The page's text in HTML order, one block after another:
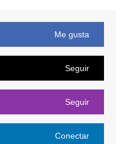
Me gusta
Seguir
Seguir
Conectar